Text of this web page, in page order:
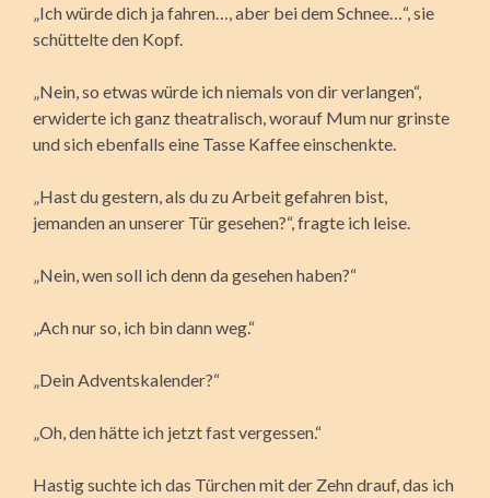
„Ich würde dich ja fahren…, aber bei dem Schnee…“, sie
schüttelte den Kopf.
„Nein, so etwas würde ich niemals von dir verlangen“,
erwiderte ich ganz theatralisch, worauf Mum nur grinste
und sich ebenfalls eine Tasse Kaffee einschenkte.
„Hast du gestern, als du zu Arbeit gefahren bist,
jemanden an unserer Tür gesehen?“, fragte ich leise.
„Nein, wen soll ich denn da gesehen haben?“
„Ach nur so, ich bin dann weg.“
„Dein Adventskalender?“
„Oh, den hätte ich jetzt fast vergessen.“
Hastig suchte ich das Türchen mit der Zehn drauf, das ich